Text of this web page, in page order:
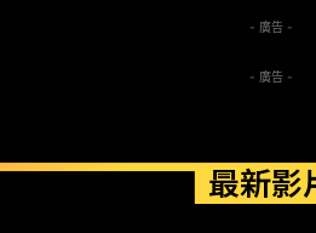
- 廣告 -
- 廣告 -
最新影